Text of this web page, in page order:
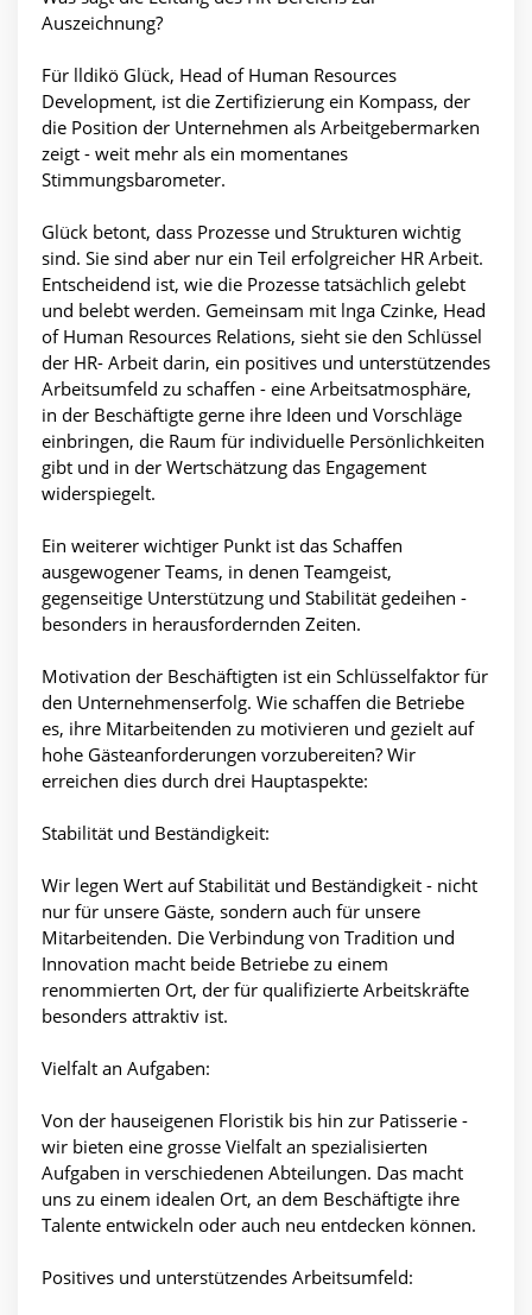
Auszeichnung?
Für lldikö Glück, Head of Human Resources
Development, ist die Zertifizierung ein Kompass, der
die Position der Unternehmen als Arbeitgebermarken
zeigt - weit mehr als ein momentanes
Stimmungsbarometer.
Glück betont, dass Prozesse und Strukturen wichtig
sind. Sie sind aber nur ein Teil erfolgreicher HR­ Arbeit.
Entscheidend ist, wie die Prozesse tatsächlich gelebt
und belebt werden. Gemeinsam mit lnga Czinke, Head
of Human Resources Relations, sieht sie den Schlüssel
der HR- Arbeit darin, ein positives und unterstützendes
Arbeitsumfeld zu schaffen - eine Arbeitsatmosphäre,
in der Beschäftigte gerne ihre Ideen und Vorschläge
einbringen, die Raum für individuelle Persönlichkeiten
gibt und in der Wertschätzung das Engagement
widerspiegelt.
Ein weiterer wichtiger Punkt ist das Schaffen
ausgewogener Teams, in denen Teamgeist,
gegenseitige Unterstützung und Stabilität gedeihen -
besonders in herausfordernden Zeiten.
Motivation der Beschäftigten ist ein Schlüsselfaktor für
den Unternehmenserfolg. Wie schaffen die Betriebe
es, ihre Mitarbeitenden zu motivieren und gezielt auf
hohe Gästeanforderungen vorzubereiten? Wir
erreichen dies durch drei Hauptaspekte:
Stabilität und Beständigkeit:
Wir legen Wert auf Stabilität und Beständigkeit - nicht
nur für unsere Gäste, sondern auch für unsere
Mitarbeitenden. Die Verbindung von Tradition und
Innovation macht beide Betriebe zu einem
renommierten Ort, der für qualifizierte Arbeitskräfte
besonders attraktiv ist.
Vielfalt an Aufgaben:
Von der hauseigenen Floristik bis hin zur Patisserie -
wir bieten eine grosse Vielfalt an spezialisierten
Aufgaben in verschiedenen Abteilungen. Das macht
uns zu einem idealen Ort, an dem Beschäftigte ihre
Talente entwickeln oder auch neu entdecken können.
Positives und unterstützendes Arbeitsumfeld: